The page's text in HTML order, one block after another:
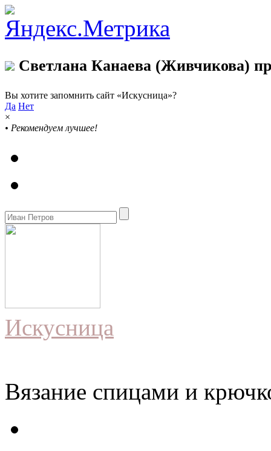
Светлана Канаева (Живчикова)
Вы хотите запомнить сайт «Искусница»?
Да Нет
×
• Рекомендуем лучшее!
Искусница
Вязание спицами и